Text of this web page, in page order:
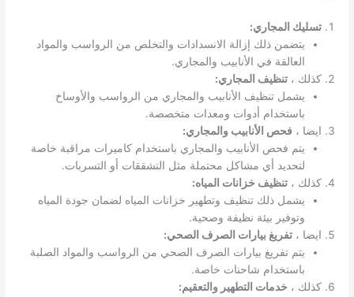
تسليك المجاري:
يتضمن ذلك إزالة الانسدادات والتخلص من الرواسب والمواد
العالقة في الأنابيب والمجاري.
كذلك ،تنظيف المجاري:
يشمل تنظيف الأنابيب والمجاري من الرواسب والأوساخ
باستخدام أدوات ومعدات متخصصة.
ايضا ،فحص الأنابيب والمجاري:
يتم فحص الأنابيب والمجاري باستخدام كاميرات مراقبة خاصة
لتحديد أي مشاكل محتملة مثل التشققات أو التسربات.
كذلك ،تنظيف خزانات المياه:
يشمل ذلك تنظيف وتطهير خزانات المياه لضمان جودة المياه
وتوفير بيئة نظيفة وصحية.
ايضا ،تفريغ بيارات الصرف الصحي:
يتم تفريغ بيارات الصرف الصحي من الرواسب والمواد الصلبة
باستخدام شاحنات خاصة.
كذلك ، خدمات التطهير والتعقيم: